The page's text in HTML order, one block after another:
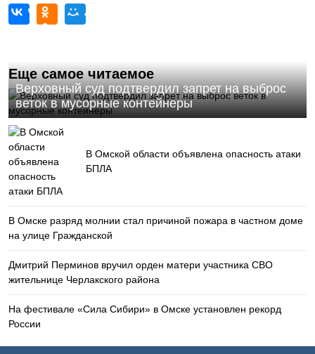
Еще самое читаемое
Верховный суд подтвердил запрет на выброс
веток в мусорные контейнеры
В Омской области объявлена опасность атаки
БПЛА
В Омске разряд молнии стал причиной пожара в частном доме
на улице Гражданской
Дмитрий Перминов вручил орден матери участника СВО
жительнице Черлакского района
На фестивале «Сила Сибири» в Омске установлен рекорд
России